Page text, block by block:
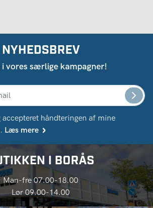
NYHEDSBREV
i vores særlige kampagner!
håndteringen af ​​mine
Læs mere
I BORÅS
Man-fre 07.00-18.00
Lør 09.00-14.00